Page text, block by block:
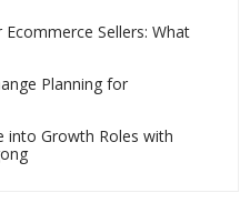
Sellers: What
Planning for
into Growth Roles with